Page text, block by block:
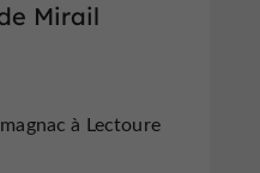
Mirail
à Lectoure